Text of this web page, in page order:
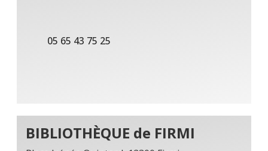
05 65 43 75 25
BIBLIOTHÈQUE de FIRMI